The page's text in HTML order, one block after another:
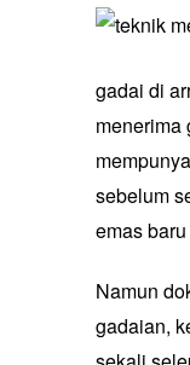
gadai di
menerima
sebelum
emas
Namun
gadaian,